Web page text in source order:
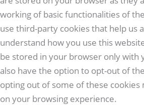
working of basic functionalities of
use third-party cookies that help us
understand how you use this
be stored in your browser only with
also have the option to opt-out of
opting out of some of these cookies
on your browsing experience.